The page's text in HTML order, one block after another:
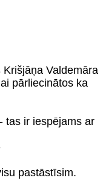
Valdemāra
pārliecinātos ka
tas ir iespējams ar
pastāstīsim.